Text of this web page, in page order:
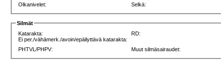
Olkanivelet:
Selkä:
Silmät
Katarakta:
Ei per./vähämerk./avoin/epäilyttävä katarakta:
RD:
PHTVL/PHPV: Muut silmäsairaudet: